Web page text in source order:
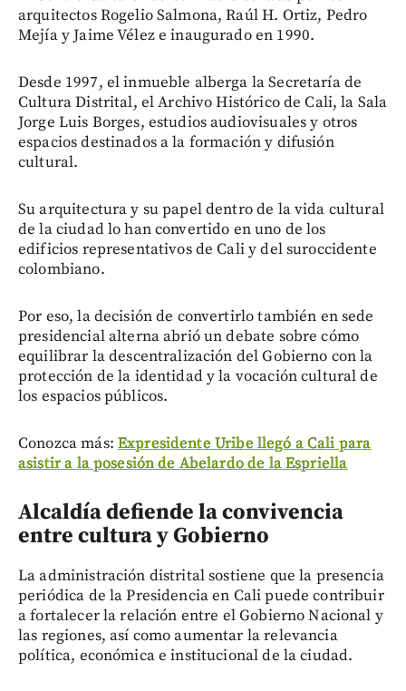
arquitectos Rogelio Salmona, Raúl H. Ortiz, Pedro
Mejía y Jaime Vélez e inaugurado en 1990.
Desde 1997, el inmueble alberga la Secretaría de
Cultura Distrital, el Archivo Histórico de Cali, la Sala
Jorge Luis Borges, estudios audiovisuales y otros
espacios destinados a la formación y difusión
cultural.
Su arquitectura y su papel dentro de la vida cultural
de la ciudad lo han convertido en uno de los
edificios representativos de Cali y del suroccidente
colombiano.
Por eso, la decisión de convertirlo también en sede
presidencial alterna abrió un debate sobre cómo
equilibrar la descentralización del Gobierno con la
protección de la identidad y la vocación cultural de
los espacios públicos.
Conozca más: Expresidente Uribe llegó a Cali para
asistir a la posesión de Abelardo de la Espriella
Alcaldía defiende la convivencia
entre cultura y Gobierno
La administración distrital sostiene que la presencia
periódica de la Presidencia en Cali puede contribuir
a fortalecer la relación entre el Gobierno Nacional y
las regiones, así como aumentar la relevancia
política, económica e institucional de la ciudad.